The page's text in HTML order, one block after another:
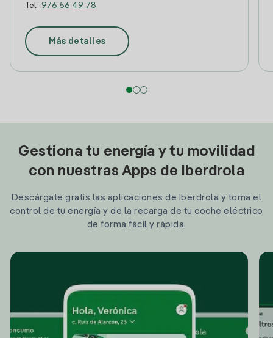
Tel: 976 56 49 78
Más detalles
Gestiona tu energía y tu movilidad
con nuestras Apps de Iberdrola
Descárgate gratis las aplicaciones de Iberdrola y toma el
control de tu energía y de la recarga de tu coche eléctrico
de forma fácil y rápida.